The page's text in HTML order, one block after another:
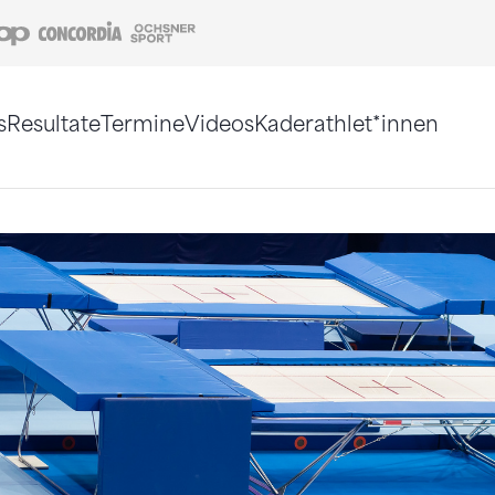
Coop Concordia
ResultateTermineVideosKaderathlet*innen